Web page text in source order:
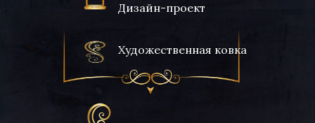
Дизайн-проект
Художественная ковка